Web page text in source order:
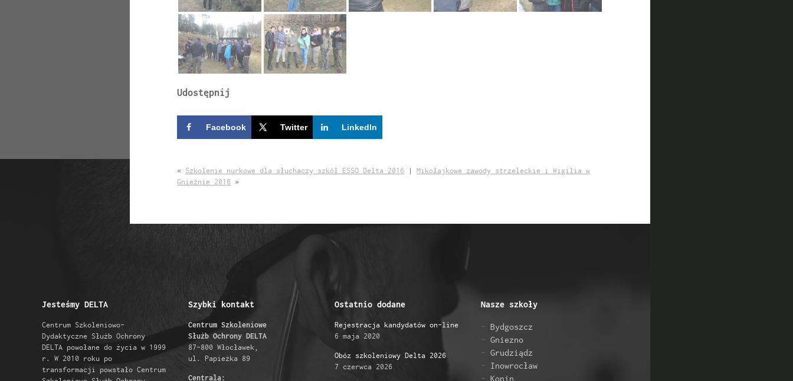
Udostępnij
Facebook Twitter LinkedIn
« Szkolenie nurkowe dla słuchaczy szkół ESSO Delta 2016 |Mikołajkowe zawody strzeleckie i Wigilia w
Gnieźnie 2016 »
Jesteśmy DELTA
Centrum Szkoleniowo-
Dydaktyczne Służb Ochrony
DELTA powołane do życia w 1999
r. W 2010 roku po
transformacji powstało Centrum
Szybki kontakt
Centrum Szkoleniowe
Służb Ochrony DELTA
87-800 Włocławek,
ul. Papieżka 89
Centrala:
Ostatnio dodane
Rejestracja kandydatów on-line
6 maja 2020
Obóz szkoleniowy Delta 2026
7 czerwca 2026
Nasze szkoły
Bydgoszcz
Gniezno
Grudziądz
Inowrocław
Konin